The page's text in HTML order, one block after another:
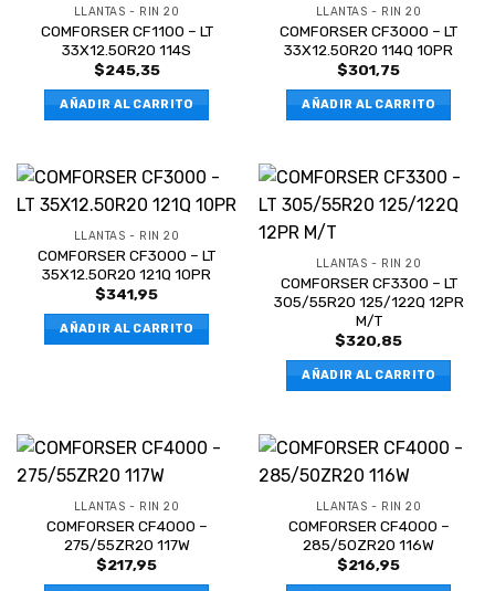
LLANTAS - RIN 20
COMFORSER CF1100 – LT
33X12.50R20 114S
$245,35
AÑADIR AL CARRITO
LLANTAS - RIN 20
COMFORSER CF3000 – LT
33X12.50R20 114Q 10PR
$301,75
AÑADIR AL CARRITO
LLANTAS - RIN 20
COMFORSER CF3000 – LT
35X12.50R20 121Q 10PR
$341,95
AÑADIR AL CARRITO
LLANTAS - RIN 20
COMFORSER CF3300 – LT
305/55R20 125/122Q 12PR
M/T
$320,85
AÑADIR AL CARRITO
LLANTAS - RIN 20
COMFORSER CF4000 –
275/55ZR20 117W
$217,95
LLANTAS - RIN 20
COMFORSER CF4000 –
285/50ZR20 116W
$216,95